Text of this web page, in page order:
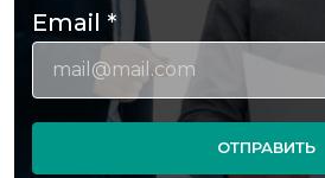
Email *
ОТПРАВИТЬ